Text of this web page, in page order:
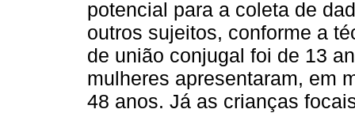
potencial para a coleta de
outros sujeitos, conforme a
de união conjugal foi de 13
mulheres apresentaram, em
48 anos. Já as crianças